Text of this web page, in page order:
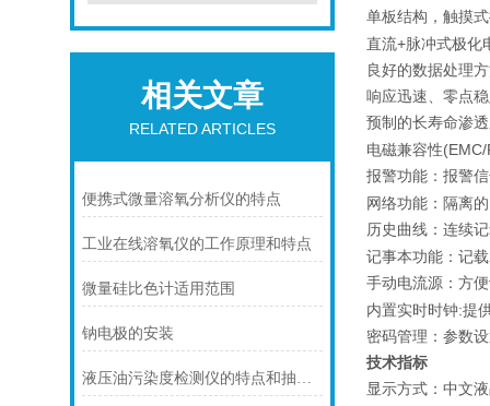
相关文章
RELATED ARTICLES
便携式微量溶氧分析仪的特点
工业在线溶氧仪的工作原理和特点
微量硅比色计适用范围
钠电极的安装
液压油污染度检测仪的特点和抽取油样程序介绍
单板结构，触摸
直流+脉冲式极化
良好的数据处理
响应迅速、零点
预制的长寿命渗
电磁兼容性
报警功能：报警
网络功能：隔离
历史曲线：连续
记事本功能：记载
手动电流源：方
内置实时时钟:提
密码管理：参数
技术指标
显示方式：中文